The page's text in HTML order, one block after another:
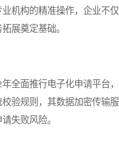
机构的精准操作，企业不
展奠定基础。
面推行电子化申请平台
验规则，其数据加密传输
失败风险。